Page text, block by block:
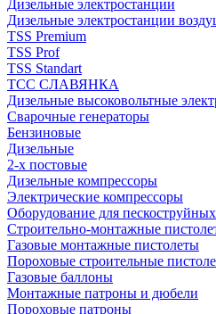
Дизельные электростанции
Дизельные электростанции
TSS Premium
TSS Prof
TSS Standart
ТСС СЛАВЯНКА
Дизельные высоковольтные
Сварочные генераторы
Бензиновые
Дизельные
2-х постовые
Дизельные компрессоры
Электрические компрессоры
Оборудование для
Строительно-монтажные
Газовые монтажные пистолеты
Пороховые строительные
Газовые баллоны
Монтажные патроны и дюбели
Пороховые патроны